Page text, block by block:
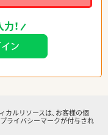
！
カルリソースは、お客様の個
ライバシーマークが付与され